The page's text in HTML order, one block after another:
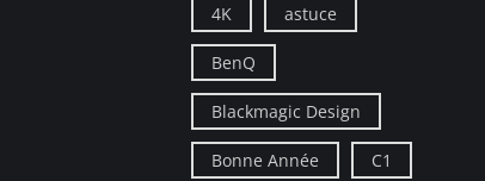
4K astuce
BenQ
Blackmagic Design
Bonne Année C1